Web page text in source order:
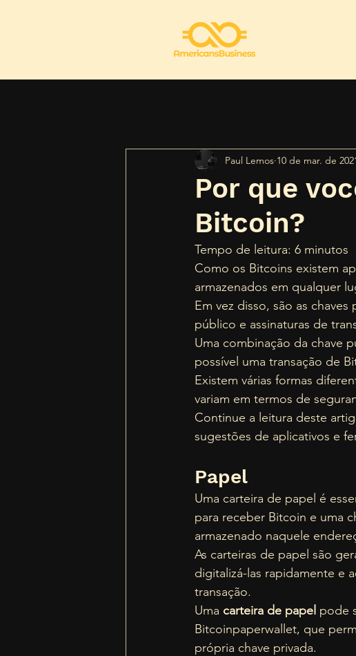
Regulamentação Segurança
Por que
Bitcoin?
Paul Lemos 10 de mar. de
Tempo de leitura: 6 minutos
Como os Bitcoins existem
armazenados em qualquer
Em vez disso, são as
público e assinaturas de
Uma combinação da chave
possível uma transação de
Existem várias formas
variam em termos de
Continue a leitura deste
sugestões de aplicativos e
Papel
Uma carteira de papel é
para receber Bitcoin e uma
armazenado naquele
As carteiras de papel são
digitalizá-las rapidamente e
transação.
Uma carteira de papel pode
Bitcoinpaperwallet, que
própria chave privada.